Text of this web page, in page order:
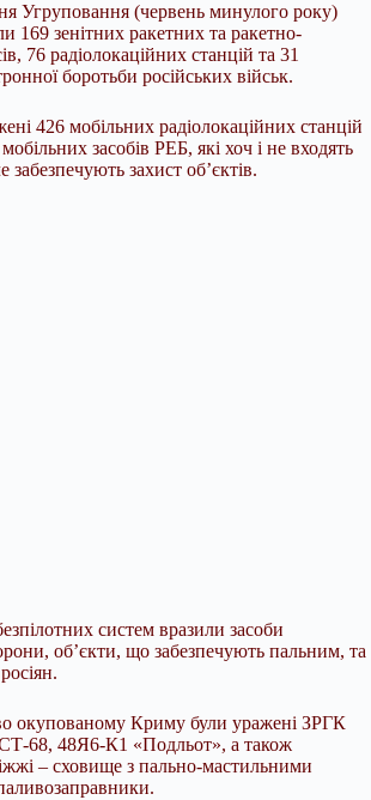
Угруповання (червень минулого року)
169 зенітних ракетних та ракетно-
76 радіолокаційних станцій та 31
боротьби російських військ.
426 мобільних радіолокаційних станцій
засобів РЕБ, які хоч і не входять
захист об’єктів.
систем вразили засоби
об’єкти, що забезпечують пальним, та
окупованому Криму були уражені ЗРГК
68, 48Я6-К1 «Подльот», а також
– сховище з пально-мастильними